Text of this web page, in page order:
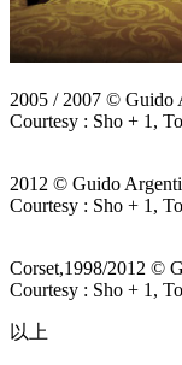
LINDA
2005 / 2007 © Guido
Courtesy : Sho + 1,
DASHA
2012 © Guido
Courtesy : Sho + 1,
Petra
Corset,1998/2012 ©
Courtesy : Sho + 1,
以上